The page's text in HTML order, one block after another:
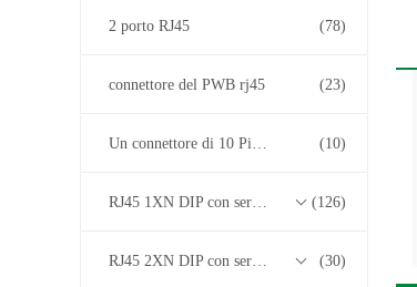
2 porto RJ45 (78)
connettore del PWB rj45 (23)
Un connettore di 10 Pin RJ45 (10)
RJ45 1XN DIP con serie di trasformatori base-T 10/100/1000M (126)
RJ45 2XN DIP con serie di trasformatori base-T 10/100/1000M (30)